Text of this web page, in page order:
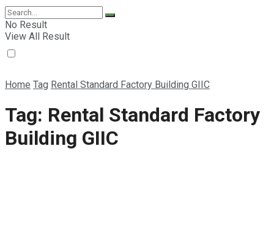
E-Magazine
No Result
View All Result
Home Tag Rental Standard Factory Building GIIC
Tag: Rental Standard Factory
Building GIIC